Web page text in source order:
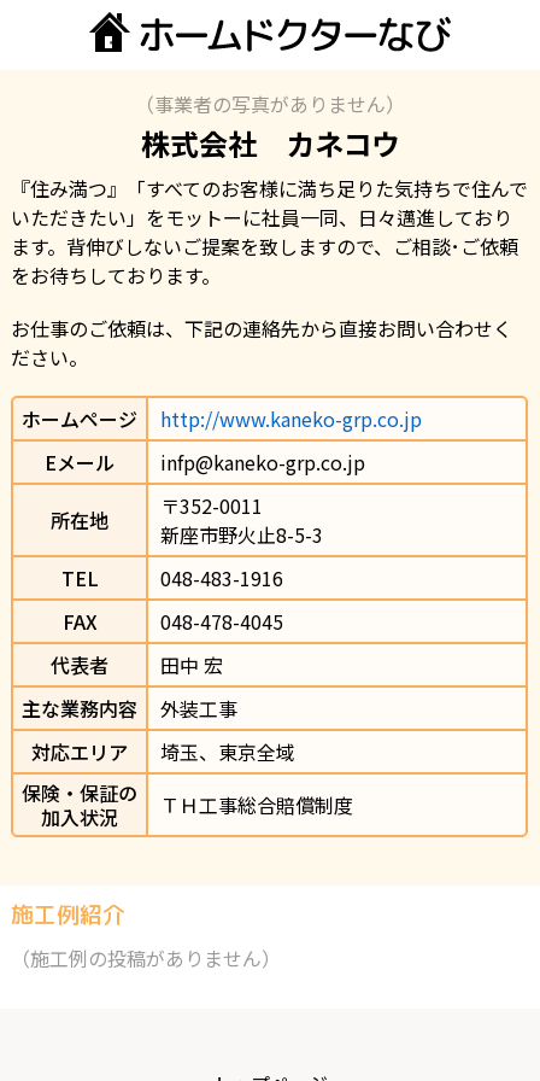
（事業者の写真がありません）
株式会社 カネコウ
『住み満つ』「すべてのお客様に満ち足りた気持ちで住んで
いただきたい」をモットーに社員一同、日々邁進しており
ます。背伸びしないご提案を致しますので、ご相談･ご依頼
をお待ちしております。
お仕事のご依頼は、下記の連絡先から直接お問い合わせく
ださい。
ホームページ
http://www.kaneko-grp.co.jp
Eメール
infp@kaneko-grp.co.jp
所在地
〒352-0011
新座市野火止8-5-3
TEL
048-483-1916
FAX
048-478-4045
代表者
田中 宏
主な業務内容
外装工事
対応エリア
埼玉、東京全域
保険・保証の
加入状況
ＴＨ工事総合賠償制度
施工例紹介
（施工例の投稿がありません）